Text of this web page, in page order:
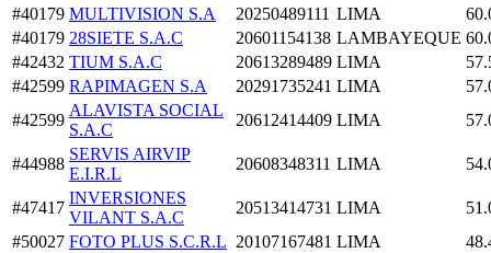
#40179 MULTIVISION S.A 20250489111 LIMA
#40179 28SIETE S.A.C 20601154138 LAMBAYEQUE
#42432 TIUM S.A.C 20613289489 LIMA
#42599 RAPIMAGEN S.A 20291735241 LIMA
#42599
ALAVISTA SOCIAL
S.A.C
20612414409 LIMA
#44988
SERVIS AIRVIP
E.I.R.L
20608348311 LIMA
#47417
INVERSIONES
VILANT S.A.C
20513414731 LIMA
#50027 FOTO PLUS S.C.R.L 20107167481 LIMA